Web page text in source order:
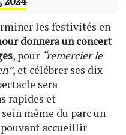
les festivités en
donnera un concert
, pour “remercier le
, et célébrer ses dix
sera
rapides et
même du parc un
pouvant accueillir